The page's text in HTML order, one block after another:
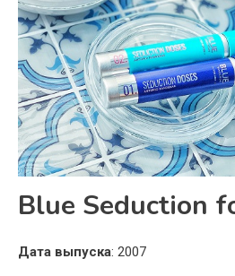
Blue Seduction
Дата выпуска: 2007